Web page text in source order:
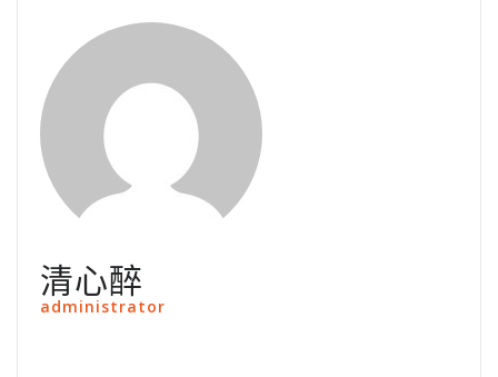
清心醉
administrator